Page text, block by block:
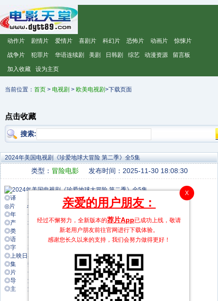
动作片 剧情片 爱情片 喜剧片 科幻片 恐怖片 动画片 惊悚片
战争片 犯罪片 华语连续剧 美剧 日韩剧 综艺 动漫资源 留言板
加入收藏 设为主页
当前位置： 首页 > 电视剧 > 欧美电视剧>下载页面
点击收藏
搜索:
2024年美国电视剧《珍爱地球大冒险 第二季》全5集
类型： 冒险电影 发布时间：2025-11-30 18:08:30
◎译 名 Jane Season 2
◎片 名 珍爱地球大冒险 第二季
◎年 代 2024
◎产 地 美国
◎类 别 家庭/冒险
◎语 言 英语
◎字 幕 中文字幕
◎上映日期 2024-04-18(美国)
◎集 数 5集
◎片 长 30分钟
◎导 演 温妮弗雷德·钟
◎主 演 艾娃·路易斯·默奇森
梅森·布隆伯格
X
亲爱的用户朋友：
经过不懈努力，全新版本的荐片App已成功上线，敬请
新老用户朋友前往官网进行下载体验。
感谢您长久以来的支持，我们会努力做得更好！